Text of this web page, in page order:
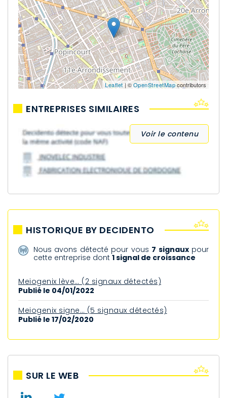
Leaflet | ©OpenStreetMapcontributors
ENTREPRISES SIMILAIRES
Voir le contenu
HISTORIQUE BY DECIDENTO
Nous avons détecté pour vous 7 signauxpour
cette entreprise dont1 signal de croissance
Meiogenix lève… (2 signaux détectés)
Publié le 04/01/2022
Meiogenix signe… (5 signaux détectés)
Publié le 17/02/2020
SUR LE WEB